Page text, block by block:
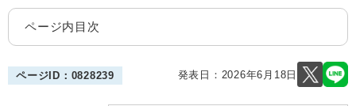
ページ内目次
ページID：0828239 発表日： 2026年6月18日